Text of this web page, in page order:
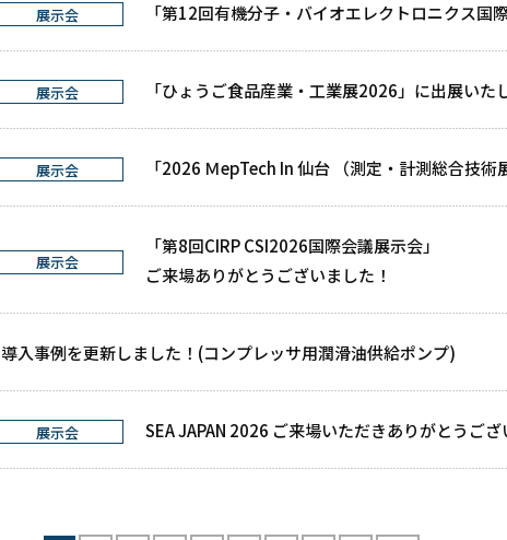
展示会 「第12回有機分子・バイオエレクトロニクス国
展示会 「ひょうご食品産業・工業展2026」に出展いた
展示会 「2026 ＭepTech In 仙台 （測定・計測総合技
展示会
「第8回CIRP CSI2026国際会議展示会」
ご来場ありがとうございました！
導入事例を更新しました！(コンプレッサ用潤滑油供給ポンプ)
展示会 SEA JAPAN 2026 ご来場いただきありがとうござ